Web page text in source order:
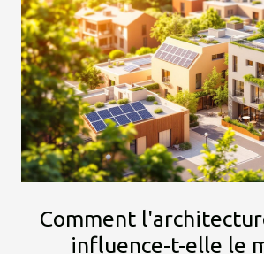
Comment
influence-t-elle le